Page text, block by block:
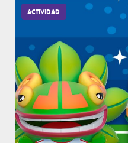
ACTIVIDAD